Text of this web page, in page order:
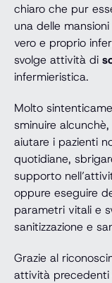
chiaro che pur
una delle
vero e proprio
svolge attività di
infermieristica.
Molto
sminuire
aiutare i pazienti
quotidiane,
supporto
oppure eseguire
parametri vitali e
sanitizzazione e
Grazie al
attività precedenti